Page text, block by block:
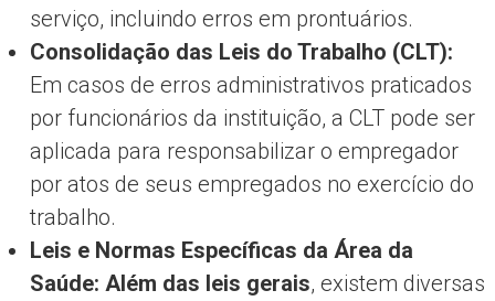
serviço, incluindo erros em prontuários.
Consolidação das Leis do Trabalho (CLT):
Em casos de erros administrativos praticados
por funcionários da instituição, a CLT pode ser
aplicada para responsabilizar o empregador
por atos de seus empregados no exercício do
trabalho.
Leis e Normas Específicas da Área da
Saúde: Além das leis gerais, existem diversas